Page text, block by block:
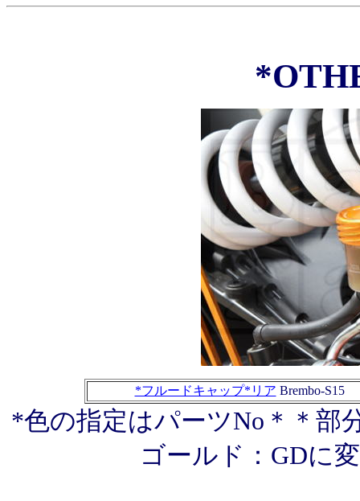
*フルードキャップ*リア Brembo-S15
*色の指定はパーツNo＊＊部
ゴールド：GDに